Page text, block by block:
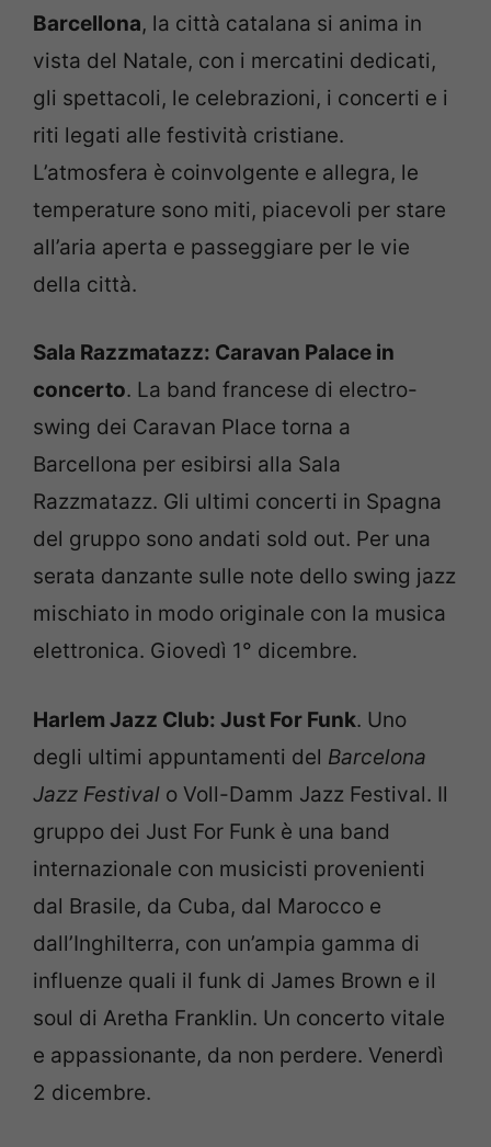
Barcellona, la città catalana si anima in
vista del Natale, con i mercatini dedicati,
gli spettacoli, le celebrazioni, i concerti e i
riti legati alle festività cristiane.
L’atmosfera è coinvolgente e allegra, le
temperature sono miti, piacevoli per stare
all’aria aperta e passeggiare per le vie
della città.
Sala Razzmatazz: Caravan Palace in
concerto. La band francese di electro-
swing dei Caravan Place torna a
Barcellona per esibirsi alla Sala
Razzmatazz. Gli ultimi concerti in Spagna
del gruppo sono andati sold out. Per una
serata danzante sulle note dello swing jazz
mischiato in modo originale con la musica
elettronica. Giovedì 1° dicembre.
Harlem Jazz Club: Just For Funk. Uno
degli ultimi appuntamenti del Barcelona
Jazz Festival o Voll-Damm Jazz Festival. Il
gruppo dei Just For Funk è una band
internazionale con musicisti provenienti
dal Brasile, da Cuba, dal Marocco e
dall’Inghilterra, con un’ampia gamma di
influenze quali il funk di James Brown e il
soul di Aretha Franklin. Un concerto vitale
e appassionante, da non perdere. Venerdì
2 dicembre.